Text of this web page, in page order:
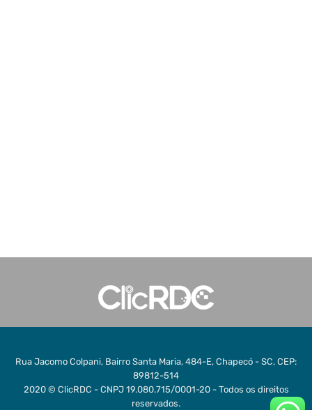
Rua Jacomo Colpani, Bairro Santa Maria, 484-E, Chapecó - SC, CEP:
89812-514
2020 © ClicRDC - CNPJ 19.080.715/0001-20 - Todos os direitos
reservados.